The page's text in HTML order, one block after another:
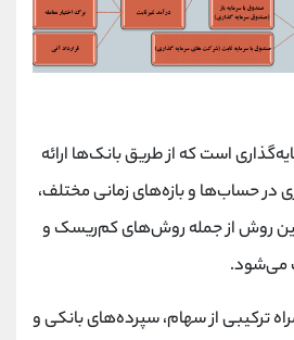
است که از طریق بانک‌ها ارائه
در حساب‌ها و بازه‌های زمانی مختلف،
این روش از جمله روش‌های کم‌ریسک و
می‌شود.
ترکیبی از سهام، سپرده‌های بانکی و